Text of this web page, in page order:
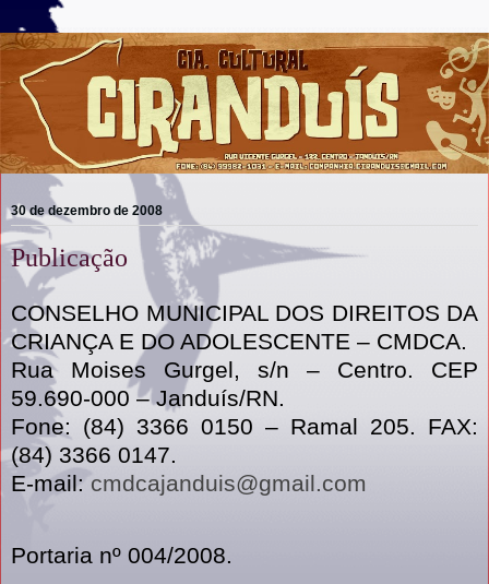
30 de dezembro de 2008
Publicação
CONSELHO MUNICIPAL DOS DIREITOS DA
CRIANÇA E DO ADOLESCENTE – CMDCA.
Rua Moises Gurgel, s/n – Centro. CEP
59.690-000 – Janduís/RN.
Fone: (84) 3366 0150 – Ramal 205. FAX:
(84) 3366 0147.
E-mail: cmdcajanduis@gmail.com
Portaria nº 004/2008.